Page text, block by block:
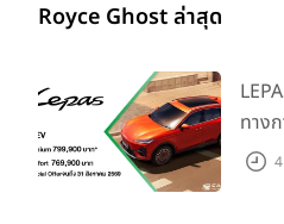
Royce Ghost ล่าสุด
ทาง
วิสัย